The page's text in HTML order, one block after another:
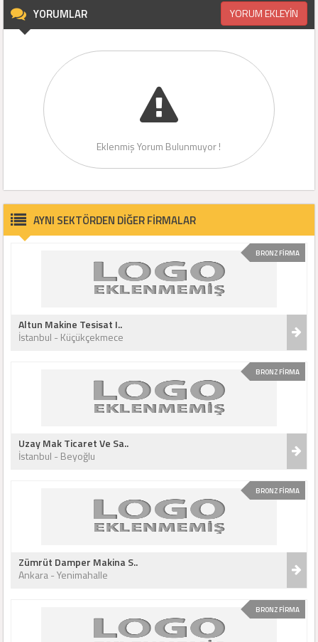
YORUMLAR YORUM EKLEYİN
Eklenmiş Yorum Bulunmuyor !
AYNI SEKTÖRDEN DİĞER FİRMALAR
BRONZ FİRMA
Altun Makine Tesisat I..
İstanbul - Küçükçekmece
BRONZ FİRMA
Uzay Mak Ticaret Ve Sa..
İstanbul - Beyoğlu
BRONZ FİRMA
Zümrüt Damper Makina S..
Ankara - Yenimahalle
BRONZ FİRMA